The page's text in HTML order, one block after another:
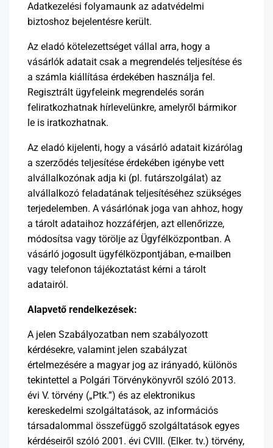
Adatkezelési folyamaunk az adatvédelmi
biztoshoz bejelentésre került.
Az eladó kötelezettséget vállal arra, hogy a
vásárlók adatait csak a megrendelés teljesítése és
a számla kiállítása érdekében használja fel.
Regisztrált ügyfeleink megrendelés során
feliratkozhatnak hírlevelünkre, amelyről bármikor
le is iratkozhatnak.
Az eladó kijelenti, hogy a vásárló adatait kizárólag
a szerződés teljesítése érdekében igénybe vett
alvállalkozónak adja ki (pl. futárszolgálat) az
alvállalkozó feladatának teljesítéséhez szükséges
terjedelemben. A vásárlónak joga van ahhoz, hogy
a tárolt adataihoz hozzáférjen, azt ellenőrizze,
módosítsa vagy törölje az Ügyfélközpontban. A
vásárló jogosult ügyfélközpontjában, e-mailben
vagy telefonon tájékoztatást kérni a tárolt
adatairól.
Alapvető rendelkezések:
A jelen Szabályozatban nem szabályozott
kérdésekre, valamint jelen szabályzat
értelmezésére a magyar jog az irányadó, különös
tekintettel a Polgári Törvénykönyvről szóló 2013.
évi V. törvény („Ptk.”) és az elektronikus
kereskedelmi szolgáltatások, az információs
társadalommal összefüggő szolgáltatások egyes
kérdéseiről szóló 2001. évi CVIII. (Elker. tv.) törvény,